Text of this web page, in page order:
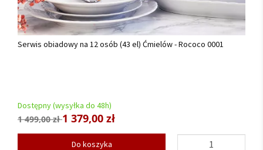
Serwis obiadowy na 12 osób (43 el) Ćmielów - Rococo 0001
Dostępny (wysyłka do 48h)
1 499,00 zł1 379,00 zł
Do koszyka